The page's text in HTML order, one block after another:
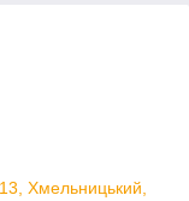
Хмельницький,